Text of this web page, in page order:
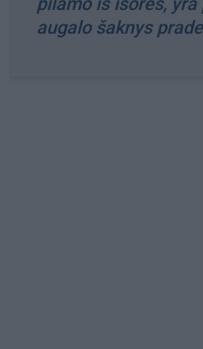
augalo šaknys